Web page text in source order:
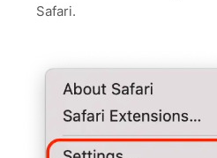
Safari.